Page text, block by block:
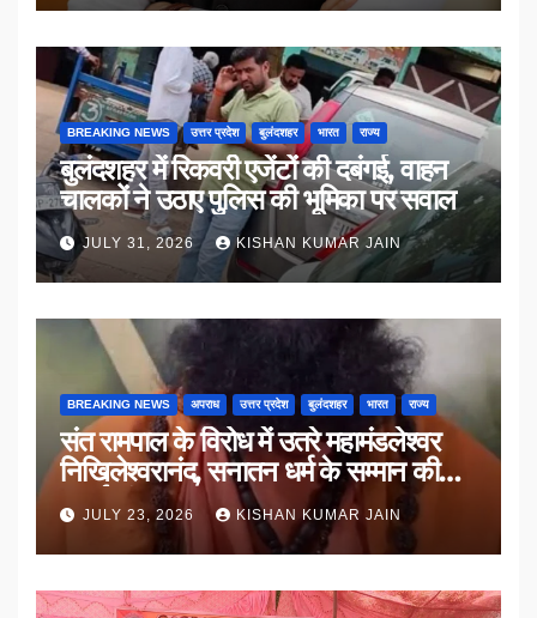
BREAKING NEWS उत्तर प्रदेश बुलंदशहर भारत राज्य
बुलंदशहर में रिकवरी एजेंटों की दबंगई, वाहन
चालकों ने उठाए पुलिस की भूमिका पर सवाल
JULY 31, 2026 KISHAN KUMAR JAIN
BREAKING NEWS अपराध उत्तर प्रदेश बुलंदशहर भारत राज्य
संत रामपाल के विरोध में उतरे महामंडलेश्वर
निखिलेश्वरानंद, सनातन धर्म के सम्मान की
उठाई मांग
JULY 23, 2026 KISHAN KUMAR JAIN